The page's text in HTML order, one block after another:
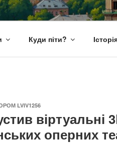
Куди піти?
LVIV1256
віртуальні
оперних